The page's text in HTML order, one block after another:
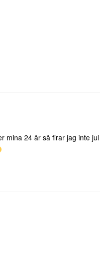
mina 24 år så firar jag inte